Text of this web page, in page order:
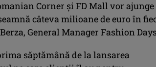
Corner și FD Mall vor ajunge
câteva milioane de euro în
General Manager Fashion
săptămână de la lansarea